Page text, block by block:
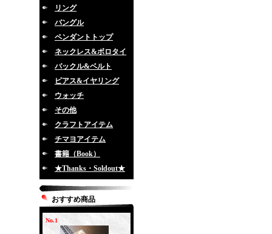
リング
バングル
ペンダントトップ
ネックレス&ボロタイ
バックル&ベルト
ピアス&イヤリング
ウォッチ
その他
クラフトアイテム
チマヨアイテム
書籍（Book）
★Thanks・Soldout★
おすすめ商品
No.1